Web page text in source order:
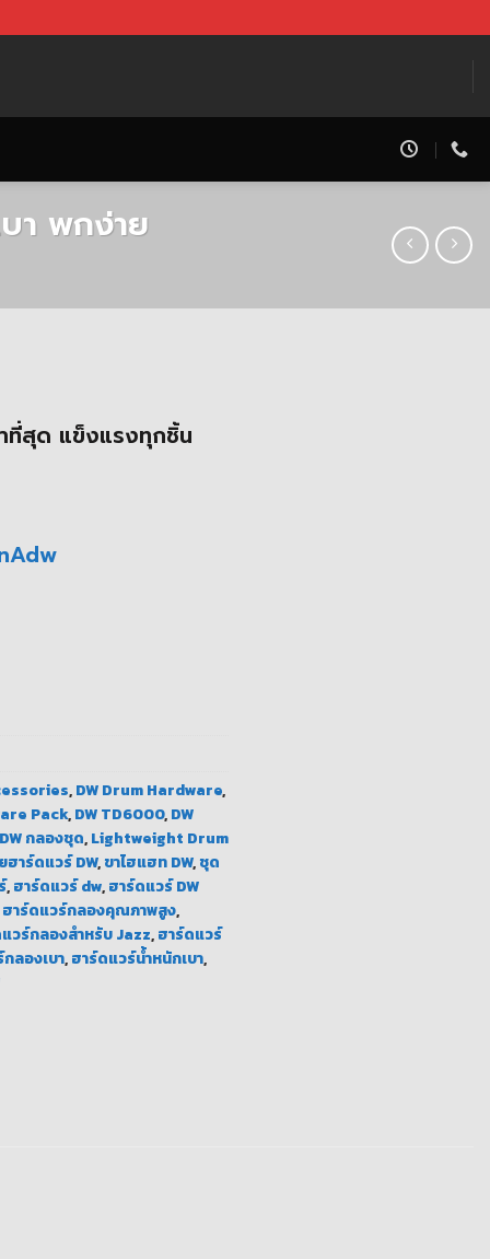
า พกง่าย
ที่สุด แข็งแรงทุกชิ้น
นักเบา พกง่าย ชิ้น
, DW Drum Hardware,
Pack, DW TD6000, DW
DW กลองชุด, Lightweight Drum
ฮาร์ดแวร์ DW,ขาไฮแฮท DW,ชุด
, ฮาร์ดแวร์ dw, ฮาร์ดแวร์ DW
ฮาร์ดแวร์กลองคุณภาพสูง,
วร์กลองสำหรับ Jazz, ฮาร์ดแวร์
ลองเบา, ฮาร์ดแวร์น้ำหนักเบา,